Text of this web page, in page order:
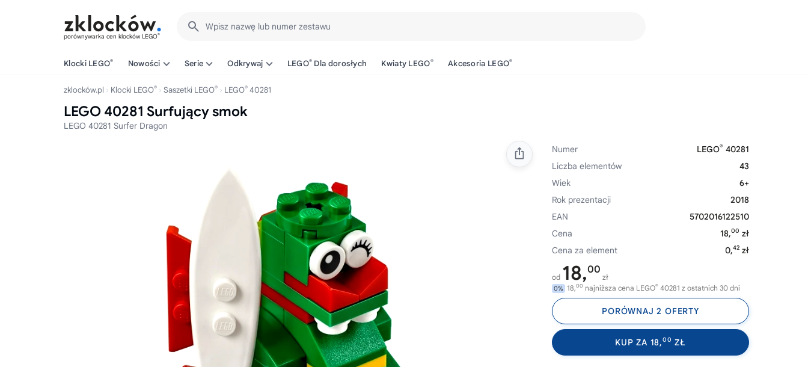
porównywarka cen klocków LEGO®
Wpisz nazwę lub numer zestawu
Klocki LEGO® Nowości Serie Odkrywaj LEGO® Dla dorosłych Kwiaty LEGO® Akcesoria LEGO®
zklocków.pl Klocki LEGO® Saszetki LEGO® LEGO® 40281
LEGO 40281 Surfujący smok
LEGO 40281 Surfer Dragon
Numer LEGO® 40281
Liczba elementów
43
Wiek
6+
Rok prezentacji
2018
EAN
5702016122510
Cena
18,00 zł
Cena za element
0,42 zł
od 18,00
zł
0% 18,00 najniższa cena LEGO® 40281 z ostatnich 30 dni
PORÓWNAJ 2 OFERTY
KUP ZA 18,00 ZŁ